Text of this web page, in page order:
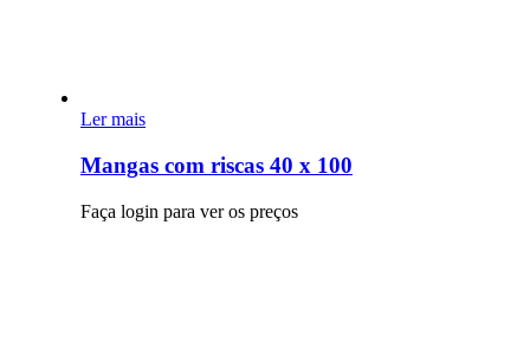
Ler mais
Mangas com riscas 40 x 100
Faça login para ver os preços